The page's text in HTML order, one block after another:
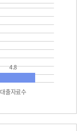
대출자료수
4.8